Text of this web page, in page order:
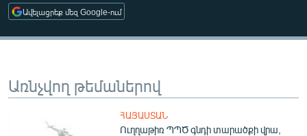
ՄԵԿՆԱԲԱՆՈՒԹՅՈՒՆ
ԱՐԽԻՎ
ՏԵՍԱՆՅՈՒԹԵՐ
Ավելացրեք մեզ Google-ում
Առնչվող թեմաներով
ՀԱՅԱՍՏԱՆ
Ուղղաթիռ ՊՊԾ գնդի տարածքի վրա,